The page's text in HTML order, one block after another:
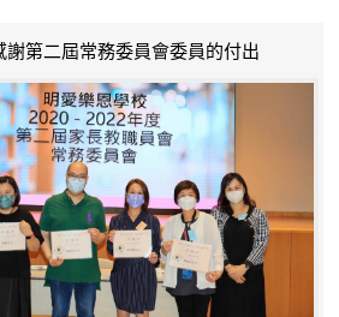
謝第二屆常務委員會委員的付出